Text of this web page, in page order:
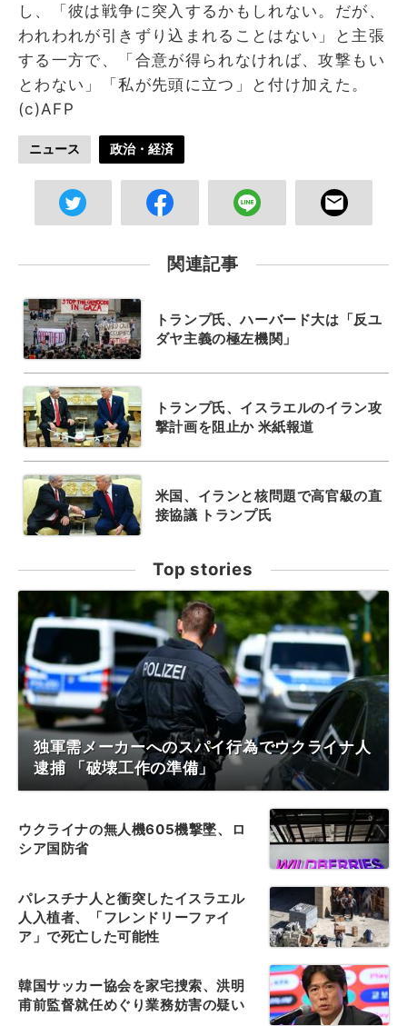
し、「彼は戦争に突入するかもしれない。だが、
われわれが引きずり込まれることはない」と主張
する一方で、「合意が得られなければ、攻撃もい
とわない」「私が先頭に立つ」と付け加えた。
(c)AFP
ニュース 政治・経済
関連記事
トランプ氏、ハーバード大は「反ユ
ダヤ主義の極左機関」
トランプ氏、イスラエルのイラン攻
撃計画を阻止か 米紙報道
米国、イランと核問題で高官級の直
接協議 トランプ氏
Top stories
独軍需メーカーへのスパイ行為でウクライナ人
逮捕 「破壊工作の準備」
ウクライナの無人機605機撃墜、ロ
シア国防省
パレスチナ人と衝突したイスラエル
人入植者、「フレンドリーファイ
ア」で死亡した可能性
韓国サッカー協会を家宅捜索、洪明
甫前監督就任めぐり業務妨害の疑い